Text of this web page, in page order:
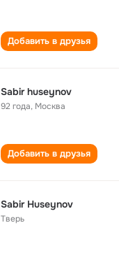
Добавить в друзья
Sabir huseynov
92 года, Москва
Добавить в друзья
Sabir Huseynov
Тверь